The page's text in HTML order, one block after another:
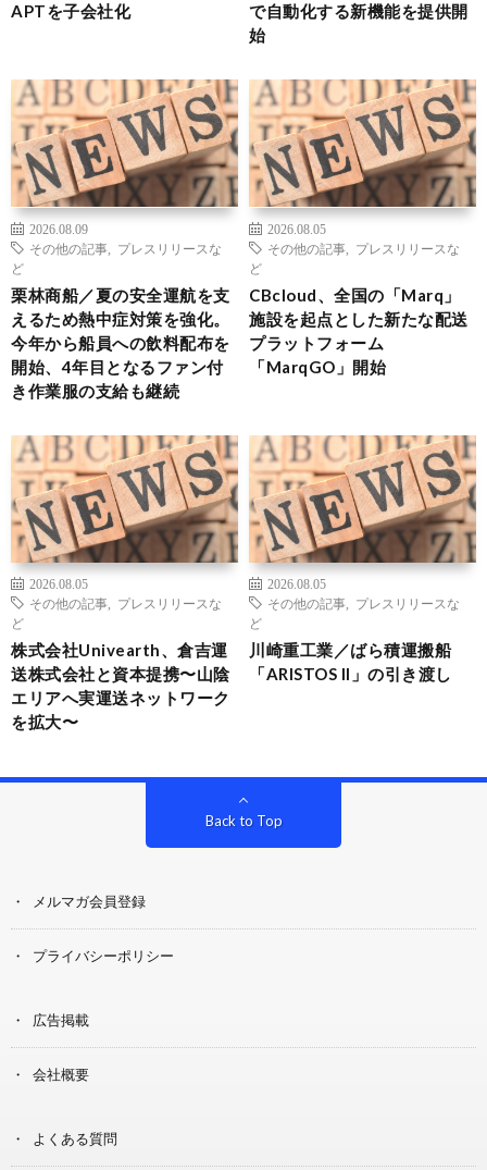
APTを子会社化
で自動化する新機能を提供開
始
2026.08.09
その他の記事
プレスリリースな
ど
栗林商船／夏の安全運航を支
えるため熱中症対策を強化。
今年から船員への飲料配布を
開始、4年目となるファン付
き作業服の支給も継続
2026.08.05
その他の記事
プレスリリースな
ど
CBcloud、全国の「Marq」
施設を起点とした新たな配送
プラットフォーム
「MarqGO」開始
2026.08.05
その他の記事
プレスリリースな
ど
株式会社Univearth、倉吉運
送株式会社と資本提携〜山陰
エリアへ実運送ネットワーク
を拡大〜
2026.08.05
その他の記事
プレスリリースな
ど
川崎重工業／ばら積運搬船
「ARISTOS II」の引き渡し
Back to Top
メルマガ会員登録
プライバシーポリシー
広告掲載
会社概要
よくある質問